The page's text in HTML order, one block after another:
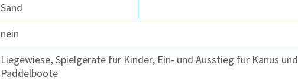
Sand
nein
Liegewiese, Spielgeräte für Kinder, Ein- und Ausstieg für Kanus und
Paddelboote